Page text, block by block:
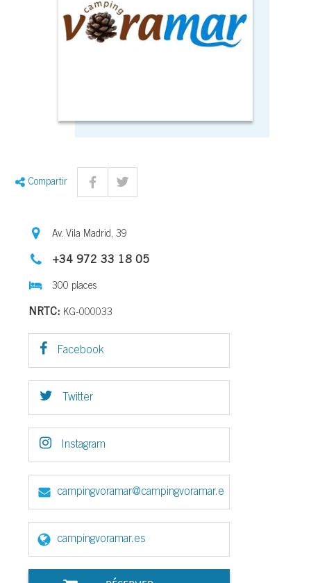
Compartir
Av. Vila Madrid, 39
+34 972 33 18 05
300 places
NRTC: KG-000033
Facebook
Twitter
Instagram
campingvoramar@campingvoramar.e
s
campingvoramar.es